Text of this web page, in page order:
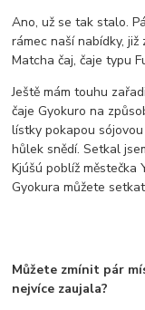
Ano, už se tak stalo.
rámec naší nabídky,
Matcha čaj, čaje typu
Ještě mám touhu
čaje Gyokuro na
lístky pokapou
hůlek snědí. Setkal
Kjúšú poblíž městečka
Gyokura můžete
Můžete zmínit pár
nejvíce zaujala?